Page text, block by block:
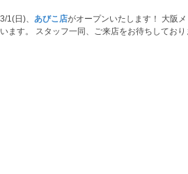
3/1(日)、 あびこ店がオープンいたします！ 大阪
います。 スタッフ一同、ご来店をお待ちしており